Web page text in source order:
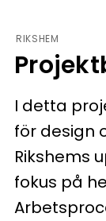
RIKSHEM
I detta
för design
Rikshems
fokus på